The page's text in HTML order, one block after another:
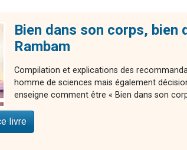
Bien dans son corps, bien
Rambam
Compilation et explications des
homme de sciences mais également
enseigne comment être « Bien dans son
livre